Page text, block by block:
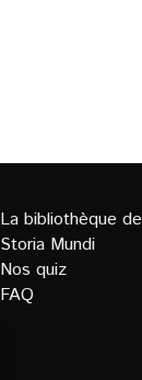
La bibliothèque de
Storia Mundi
Nos quiz
FAQ